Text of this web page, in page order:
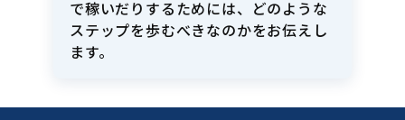
で稼いだりするためには、どのような
ステップを歩むべきなのかをお伝えし
ます。